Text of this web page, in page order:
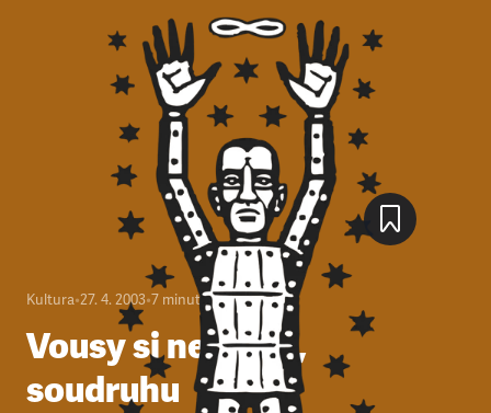
Kultura•27. 4. 2003•7 minut
Vousy si nechám,
soudruhu